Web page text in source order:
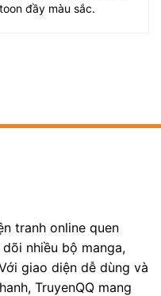
đầy màu sắc.
tranh online quen
nhiều bộ manga,
giao diện dễ dùng và
TruyenQQ mang